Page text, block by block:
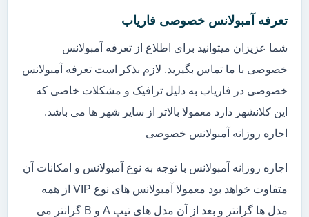
تعرفه آمبولانس خصوصی فاریاب
شما عزیزان میتوانید برای اطلاع از تعرفه آمبولانس
خصوصی با ما تماس بگیرید. لازم بذکر است تعرفه آمبولانس
خصوصی در فاریاب به دلیل ترافیک و مشکلات خاصی که
این کلانشهر دارد معمولا بالاتر از سایر شهر ها می باشد.
اجاره روزانه آمبولانس خصوصی
اجاره روزانه آمبولانس با توجه به نوع آمبولانس و امکانات آن
متفاوت خواهد بود معمولا آمبولانس های نوع VIP از همه
مدل ها گرانتر و بعد از آن مدل های تیپ A و B گرانتر می